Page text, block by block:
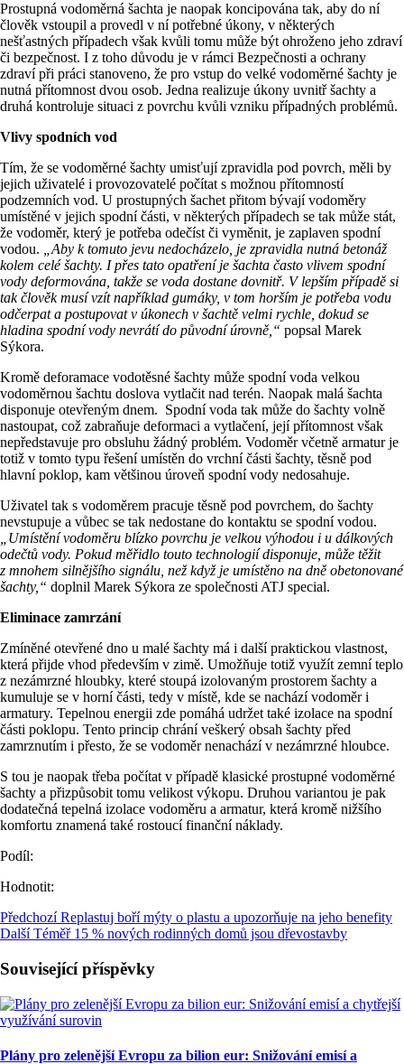
Prostupná vodoměrná šachta je naopak koncipována tak, aby do ní
člověk vstoupil a provedl v ní potřebné úkony, v některých
nešťastných případech však kvůli tomu může být ohroženo jeho zdraví
či bezpečnost. I z toho důvodu je v rámci Bezpečnosti a ochrany
zdraví při práci stanoveno, že pro vstup do velké vodoměrné šachty je
nutná přítomnost dvou osob. Jedna realizuje úkony uvnitř šachty a
druhá kontroluje situaci z povrchu kvůli vzniku případných problémů.
Vlivy spodních vod
Tím, že se vodoměrné šachty umisťují zpravidla pod povrch, měli by
jejich uživatelé i provozovatelé počítat s možnou přítomností
podzemních vod. U prostupných šachet přitom bývají vodoměry
umístěné v jejich spodní části, v některých případech se tak může stát,
že vodoměr, který je potřeba odečíst či vyměnit, je zaplaven spodní
vodou.
„Aby k tomuto jevu nedocházelo, je zpravidla nutná betonáž
kolem celé šachty. I přes tato opatření je šachta často vlivem spodní
vody deformována, takže se voda dostane dovnitř. V lepším případě si
tak člověk musí vzít například gumáky, v tom horším je potřeba vodu
odčerpat a postupovat v úkonech v šachtě velmi rychle, dokud se
hladina spodní vody nevrátí do původní úrovně,“ popsal Marek
Sýkora.
Kromě deforamace vodotěsné šachty může spodní voda velkou
vodoměrnou šachtu doslova vytlačit nad terén. Naopak malá šachta
disponuje otevřeným dnem. Spodní voda tak může do šachty volně
nastoupat, což zabraňuje deformaci a vytlačení, její přítomnost však
nepředstavuje pro obsluhu žádný problém. Vodoměr včetně armatur je
totiž v tomto typu řešení umístěn do vrchní části šachty, těsně pod
hlavní poklop, kam většinou úroveň spodní vody nedosahuje.
Uživatel tak s vodoměrem pracuje těsně pod povrchem, do šachty
nevstupuje a vůbec se tak nedostane do kontaktu se spodní vodou.
„Umístění vodoměru blízko povrchu je velkou výhodou i u dálkových
odečtů vody. Pokud měřidlo touto technologií disponuje, může těžit
z mnohem silnějšího signálu, než když je umístěno na dně obetonované
šachty,“ doplnil Marek Sýkora ze společnosti ATJ special.
Eliminace zamrzání
Zmíněné otevřené dno u malé šachty má i další praktickou vlastnost,
která přijde vhod především v zimě. Umožňuje totiž využít zemní teplo
z nezámrzné hloubky, které stoupá izolovaným prostorem šachty a
kumuluje se v horní části, tedy v místě, kde se nachází vodoměr i
armatury. Tepelnou energii zde pomáhá udržet také izolace na spodní
části poklopu. Tento princip chrání veškerý obsah šachty před
zamrznutím i přesto, že se vodoměr nenachází v nezámrzné hloubce.
S tou je naopak třeba počítat v případě klasické prostupné vodoměrné
šachty a přizpůsobit tomu velikost výkopu. Druhou variantou je pak
dodatečná tepelná izolace vodoměru a armatur, která kromě nižšího
komfortu znamená také rostoucí finanční náklady.
Podíl:
Hodnotit:
Předchozí Replastuj boří mýty o plastu a upozorňuje na jeho benefity
Další Téměř 15 % nových rodinných domů jsou dřevostavby
Související příspěvky
Plány pro zelenější Evropu za bilion eur: Snižování emisí a